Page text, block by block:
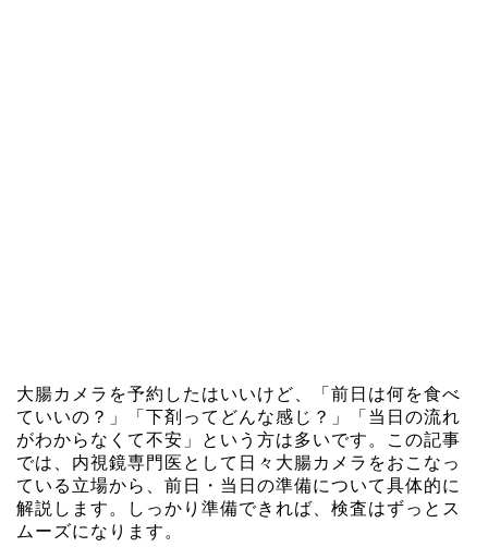
大腸カメラを予約したはいいけど、「前日は何を食べ
ていいの？」「下剤ってどんな感じ？」「当日の流れ
がわからなくて不安」という方は多いです。この記事
では、内視鏡専門医として日々大腸カメラをおこなっ
ている立場から、前日・当日の準備について具体的に
解説します。しっかり準備できれば、検査はずっとス
ムーズになります。